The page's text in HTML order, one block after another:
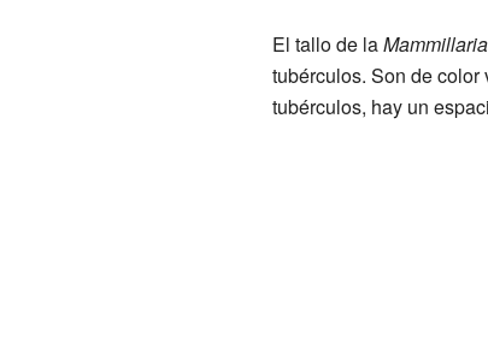
El tallo de la
tubérculos. Son de
tubérculos, hay un